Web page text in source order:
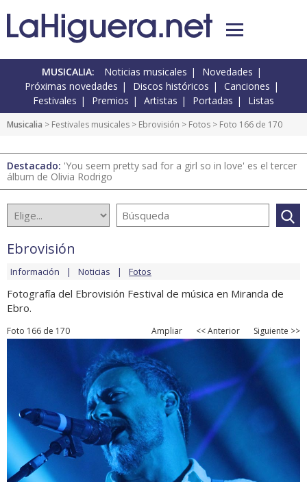
MUSICALIA: Noticias musicales
Novedades
Próximas novedades
Discos históricos
Canciones
Festivales
Premios Artistas Portadas Listas
Musicalia > Festivales musicales > Ebrovisión > Fotos > Foto 166 de 170
Destacado: 'You seem pretty sad for a girl so in love' es el tercer
álbum de Olivia Rodrigo
Ebrovisión
Información Noticias Fotos
Fotografía del Ebrovisión Festival de música en Miranda de
Ebro.
Foto 166 de 170 Ampliar << Anterior Siguiente >>